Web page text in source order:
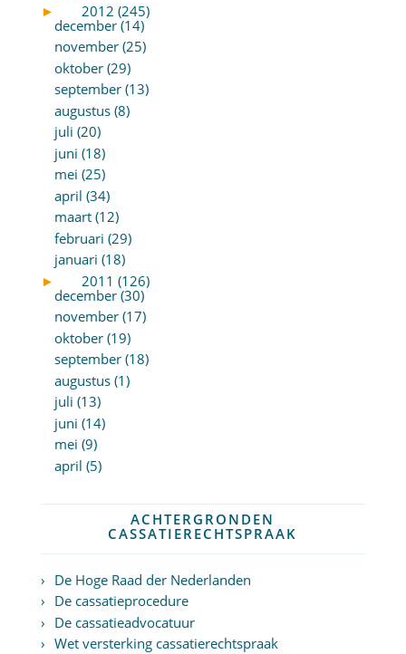
►
2012 (245)
december (14)
november (25)
oktober (29)
september (13)
augustus (8)
juli (20)
juni (18)
mei (25)
april (34)
maart (12)
februari (29)
januari (18)
►
2011 (126)
december (30)
november (17)
oktober (19)
september (18)
augustus (1)
juli (13)
juni (14)
mei (9)
april (5)
ACHTERGRONDEN
CASSATIERECHTSPRAAK
De Hoge Raad der Nederlanden
De cassatieprocedure
De cassatieadvocatuur
Wet versterking cassatierechtspraak